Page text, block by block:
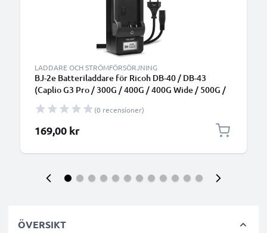
LADDARE OCH STRÖMFÖRSÖRJNING
BJ-2e Batteriladdare för Ricoh DB-40 / DB-43
(Caplio G3 Pro / 300G / 400G / 400G Wide / 500G /
500G Wide) Kamerabatterier från CELLONIC
(0 recensioner)
169,00 kr
ÖVERSIKT